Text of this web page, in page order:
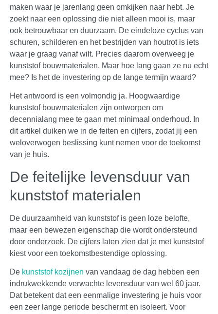
maken waar je jarenlang geen omkijken naar hebt. Je
zoekt naar een oplossing die niet alleen mooi is, maar
ook betrouwbaar en duurzaam. De eindeloze cyclus van
schuren, schilderen en het bestrijden van houtrot is iets
waar je graag vanaf wilt. Precies daarom overweeg je
kunststof bouwmaterialen. Maar hoe lang gaan ze nu echt
mee? Is het de investering op de lange termijn waard?
Het antwoord is een volmondig ja. Hoogwaardige
kunststof bouwmaterialen zijn ontworpen om
decennialang mee te gaan met minimaal onderhoud. In
dit artikel duiken we in de feiten en cijfers, zodat jij een
weloverwogen beslissing kunt nemen voor de toekomst
van je huis.
De feitelijke levensduur van
kunststof materialen
De duurzaamheid van kunststof is geen loze belofte,
maar een bewezen eigenschap die wordt ondersteund
door onderzoek. De cijfers laten zien dat je met kunststof
kiest voor een toekomstbestendige oplossing.
De kunststof kozijnen van vandaag de dag hebben een
indrukwekkende verwachte levensduur van wel 60 jaar.
Dat betekent dat een eenmalige investering je huis voor
een zeer lange periode beschermt en isoleert. Voor